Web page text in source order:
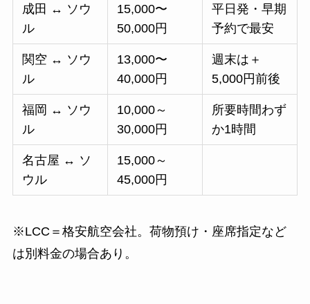
成田 ↔ ソウ
ル
15,000〜
50,000円
平日発・早期
予約で最安
関空 ↔ ソウ
ル
13,000〜
40,000円
週末は＋
5,000円前後
福岡 ↔ ソウ
ル
10,000～
30,000円
所要時間わず
か1時間
名古屋 ↔ ソ
ウル
15,000～
45,000円
※LCC＝格安航空会社。荷物預け・座席指定など
は別料金の場合あり。